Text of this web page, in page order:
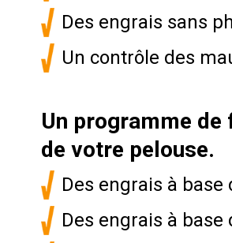
Des engrais sans
Un contrôle des
Un programme de
de votre pelouse.
Des engrais à
Des engrais à